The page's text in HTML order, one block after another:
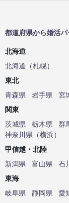
都道府県から婚活
北海道
北海道 （札幌）
東北
青森県
岩手県 宮
関東
茨城県
栃木県 群
神奈川県 （横浜）
甲信越・北陸
新潟県
富山県 石
東海
岐阜県
静岡県 愛